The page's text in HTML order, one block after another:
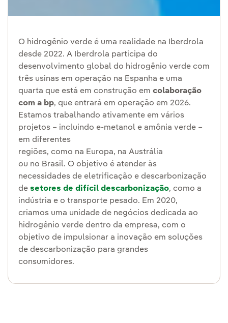
O hidrogênio verde é uma realidade na Iberdrola
desde 2022. A Iberdrola participa do
desenvolvimento global do hidrogênio verde com
três usinas em operação na Espanha e uma
quarta que está em construção em colaboração
com a bp, que entrará em operação em 2026.
Estamos trabalhando ativamente em vários
projetos – incluindo e-metanol e amônia verde –
em diferentes
regiões, como na Europa, na Austrália
ou no Brasil. O objetivo é atender às
necessidades de eletrificação e descarbonização
de setores de difícil descarbonização, como a
indústria e o transporte pesado. Em 2020,
criamos uma unidade de negócios dedicada ao
hidrogênio verde dentro da empresa, com o
objetivo de impulsionar a inovação em soluções
de descarbonização para grandes
consumidores.